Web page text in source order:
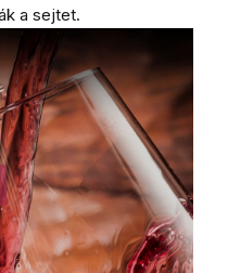
a sejtet.